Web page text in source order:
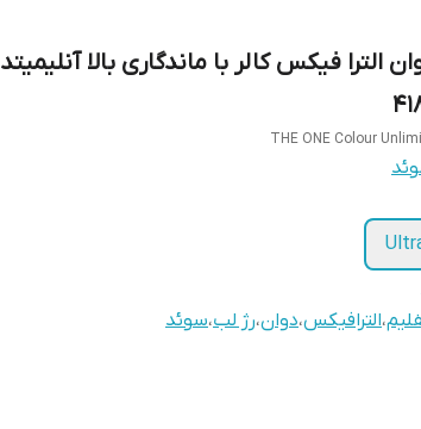
الترا فیکس کالر با ماندگاری بالا آنلیمیتد
THE ONE Colour
،الترافیکس،دوان،رژ لب،سوئد